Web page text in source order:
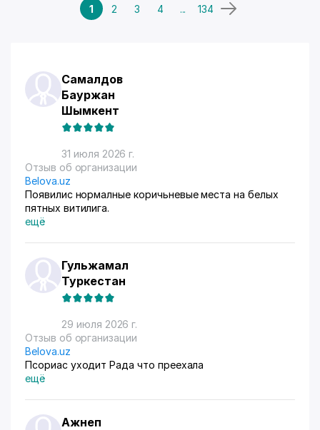
Карши, Термез, Наманган, Коканд, Андижан,
Самарканд, Джизак, Бухара, Навои, Гулистан,
1 2 3 4 ... 134
Самалдов
Бауржан
Шымкент
31 июля 2026 г.
Отзыв об организации
Belova.uz
Появилис нормалные коричьневые места на белых
пятных витилига.
ещё
Гульжамал
Туркестан
29 июля 2026 г.
Отзыв об организации
Belova.uz
Псориас уходит Рада что преехала
ещё
Ажнеп